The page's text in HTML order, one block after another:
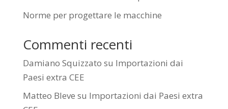
Norme per progettare le macchine
Commenti recenti
Damiano Squizzato su Importazioni dai
Paesi extra CEE
Matteo Bleve su Importazioni dai Paesi extra